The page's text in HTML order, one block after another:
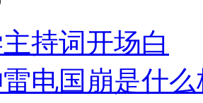
持词开场白
电国崩是什么